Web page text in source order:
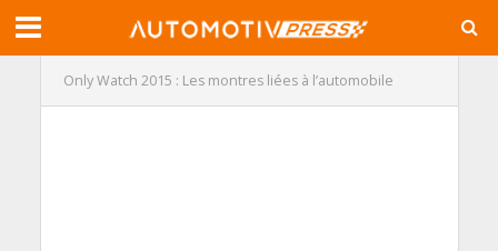
Only Watch 2015 : Les montres liées à l’automobile